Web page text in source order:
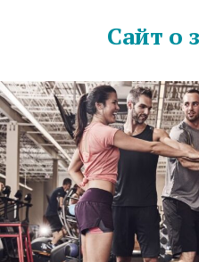
Сайт о